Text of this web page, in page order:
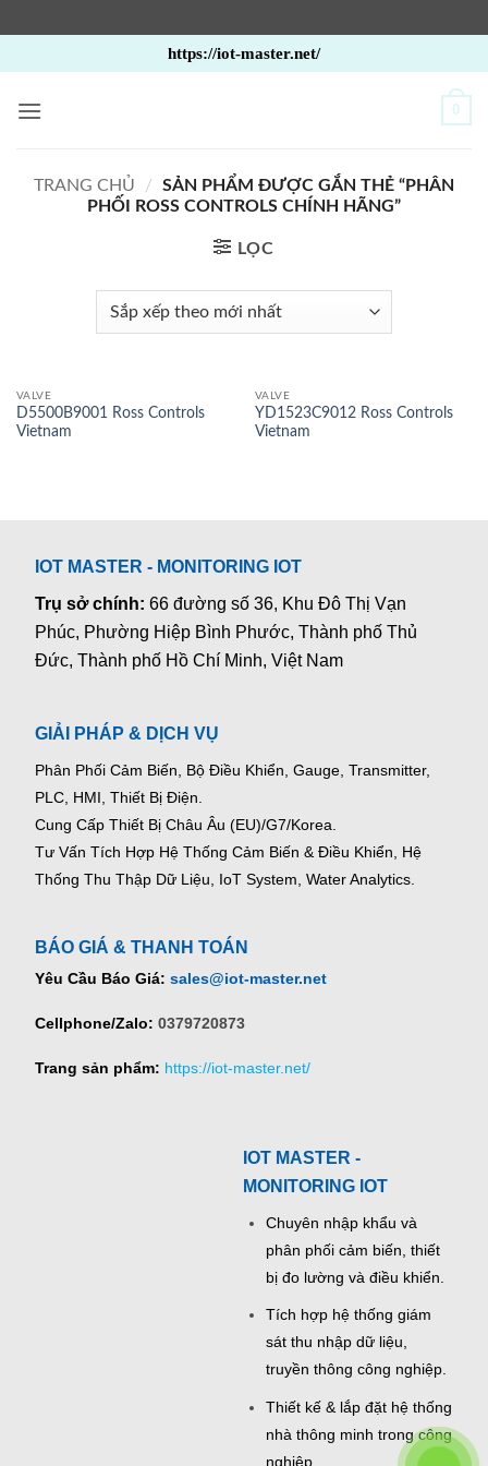
qua
nội
https://iot-master.net/
0
TRANG CHỦ /
SẢN PHẨM ĐƯỢC GẮN THẺ “PHÂN
PHỐI ROSS CONTROLS CHÍNH HÃNG”
LỌC
VALVE
D5500B9001 Ross Controls
Vietnam
VALVE
YD1523C9012 Ross Controls
Vietnam
IOT MASTER - MONITORING IOT
Trụ sở chính:66 đường số 36, Khu Đô Thị Vạn
Phúc, Phường Hiệp Bình Phước, Thành phố Thủ
Đức, Thành phố Hồ Chí Minh, Việt Nam
GIẢI PHÁP & DỊCH VỤ
Phân Phối Cảm Biến, Bộ Điều Khiển, Gauge, Transmitter,
PLC, HMI, Thiết Bị Điện.
Cung Cấp Thiết Bị Châu Âu (EU)/G7/Korea.
Tư Vấn Tích Hợp Hệ Thống Cảm Biến & Điều Khiển, Hệ
Thống Thu Thập Dữ Liệu, IoT System, Water Analytics.
BÁO GIÁ & THANH TOÁN
Yêu Cầu Báo Giá: sales@iot-master.net
Cellphone/Zalo: 0379720873
Trang sản phẩm: https://iot-master.net/
IOT MASTER -
MONITORING IOT
Chuyên nhập khẩu và
phân phối cảm biến, thiết
bị đo lường và điều khiển.
Tích hợp hệ thống giám
sát thu nhập dữ liệu,
truyền thông công nghiệp.
Thiết kế & lắp đặt hệ thống
nhà thông minh trong công
nghiệp.